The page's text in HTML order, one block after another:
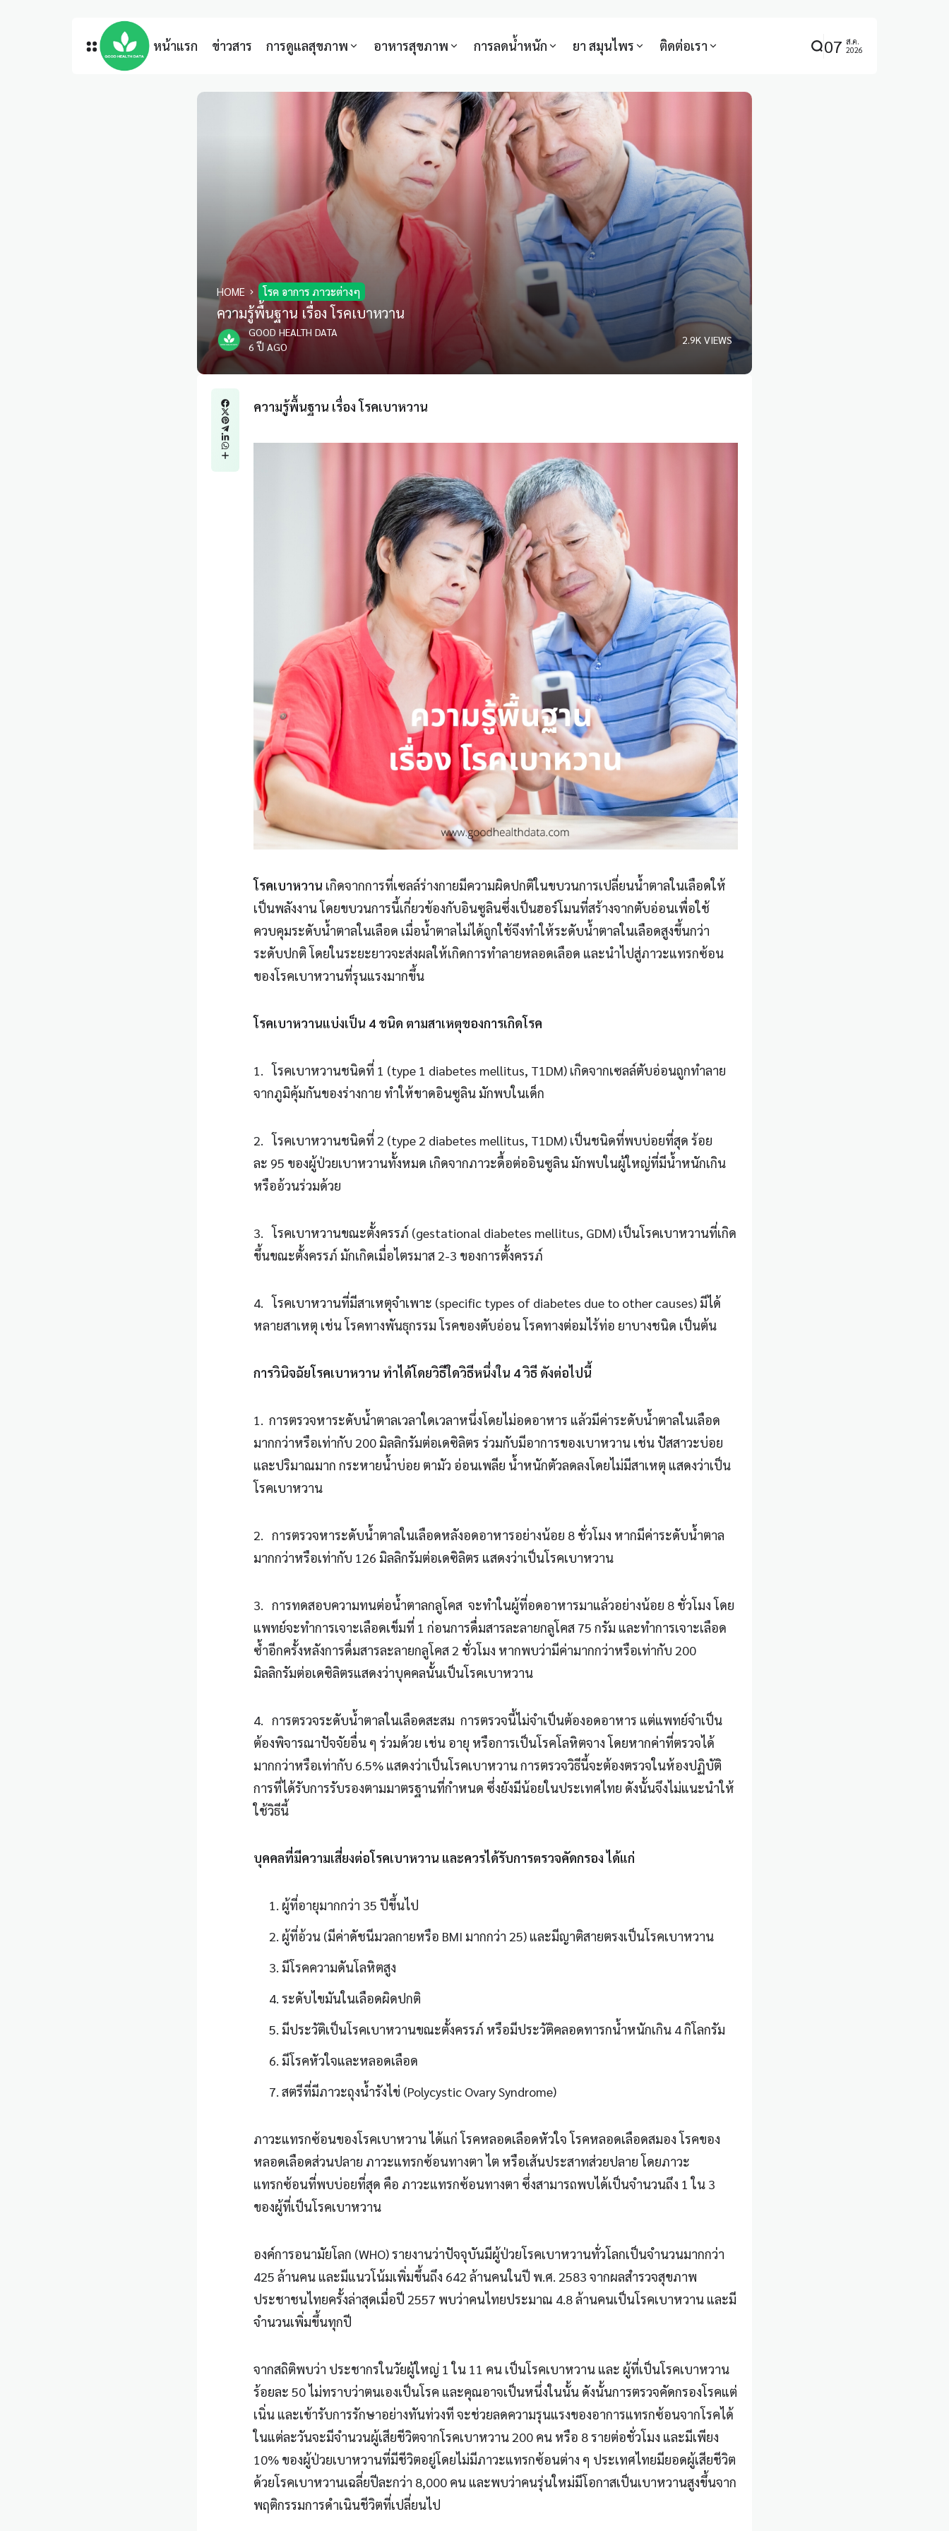
หน้าแรก ข่าวสาร การดูแลสุขภาพ อาหารสุขภาพ การลดน้ำหนัก ยา สมุนไพร ติดต่อเรา 07 ส.ค.
2026
HOME โรค อาการ ภาวะต่างๆ
ความรู้พื้นฐาน เรื่อง โรคเบาหวาน
GOOD HEALTH DATA
6 ปี AGO
2.9K VIEWS
ความรู้พื้นฐาน เรื่อง โรคเบาหวาน
โรคเบาหวาน เกิดจากการที่เซลล์ร่างกายมีความผิดปกติในขบวนการเปลี่ยนน้ำตาลในเลือดให้
เป็นพลังงาน โดยขบวนการนี้เกี่ยวข้องกับอินซูลินซึ่งเป็นฮอร์โมนที่สร้างจากตับอ่อนเพื่อใช้
ควบคุมระดับน้ำตาลในเลือด เมื่อน้ำตาลไม่ได้ถูกใช้จึงทำให้ระดับน้ำตาลในเลือดสูงขึ้นกว่า
ระดับปกติ โดยในระยะยาวจะส่งผลให้เกิดการทำลายหลอดเลือด และนำไปสู่ภาวะแทรกซ้อน
ของโรคเบาหวานที่รุนแรงมากขึ้น
โรคเบาหวานแบ่งเป็น 4 ชนิด ตามสาเหตุของการเกิดโรค
1. โรคเบาหวานชนิดที่ 1 (type 1 diabetes mellitus, T1DM) เกิดจากเซลล์ตับอ่อนถูกทำลาย
จากภูมิคุ้มกันของร่างกาย ทำให้ขาดอินซูลิน มักพบในเด็ก
2. โรคเบาหวานชนิดที่ 2 (type 2 diabetes mellitus, T1DM) เป็นชนิดที่พบบ่อยที่สุด ร้อย
ละ 95 ของผู้ป่วยเบาหวานทั้งหมด เกิดจากภาวะดื้อต่ออินซูลิน มักพบในผู้ใหญ่ที่มีน้ำหนักเกิน
หรืออ้วนร่วมด้วย
3. โรคเบาหวานขณะตั้งครรภ์ (gestational diabetes mellitus, GDM) เป็นโรคเบาหวานที่เกิด
ขึ้นขณะตั้งครรภ์ มักเกิดเมื่อไตรมาส 2-3 ของการตั้งครรภ์
4. โรคเบาหวานที่มีสาเหตุจำเพาะ (specific types of diabetes due to other causes) มีได้
หลายสาเหตุ เช่น โรคทางพันธุกรรม โรคของตับอ่อน โรคทางต่อมไร้ท่อ ยาบางชนิด เป็นต้น
การวินิจฉัยโรคเบาหวาน ทำได้โดยวิธีใดวิธีหนึ่งใน 4 วิธี ดังต่อไปนี้
1. การตรวจหาระดับน้ำตาลเวลาใดเวลาหนึ่งโดยไม่อดอาหาร แล้วมีค่าระดับน้ำตาลในเลือด
มากกว่าหรือเท่ากับ 200 มิลลิกรัมต่อเดซิลิตร ร่วมกับมีอาการของเบาหวาน เช่น ปัสสาวะบ่อย
และปริมาณมาก กระหายน้ำบ่อย ตามัว อ่อนเพลีย น้ำหนักตัวลดลงโดยไม่มีสาเหตุ แสดงว่าเป็น
โรคเบาหวาน
2. การตรวจหาระดับน้ำตาลในเลือดหลังอดอาหารอย่างน้อย 8 ชั่วโมง หากมีค่าระดับน้ำตาล
มากกว่าหรือเท่ากับ 126 มิลลิกรัมต่อเดซิลิตร แสดงว่าเป็นโรคเบาหวาน
3. การทดสอบความทนต่อน้ำตาลกลูโคส จะทำในผู้ที่อดอาหารมาแล้วอย่างน้อย 8 ชั่วโมง โดย
แพทย์จะทำการเจาะเลือดเข็มที่ 1 ก่อนการดื่มสารละลายกลูโคส 75 กรัม และทำการเจาะเลือด
ซ้ำอีกครั้งหลังการดื่มสารละลายกลูโคส 2 ชั่วโมง หากพบว่ามีค่ามากกว่าหรือเท่ากับ 200
มิลลิกรัมต่อเดซิลิตรแสดงว่าบุคคลนั้นเป็นโรคเบาหวาน
4. การตรวจระดับน้ำตาลในเลือดสะสม การตรวจนี้ไม่จำเป็นต้องอดอาหาร แต่แพทย์จำเป็น
ต้องพิจารณาปัจจัยอื่น ๆ ร่วมด้วย เช่น อายุ หรือการเป็นโรคโลหิตจาง โดยหากค่าที่ตรวจได้
มากกว่าหรือเท่ากับ 6.5% แสดงว่าเป็นโรคเบาหวาน การตรวจวิธีนี้จะต้องตรวจในห้องปฏิบัติ
การที่ได้รับการรับรองตามมาตรฐานที่กำหนด ซึ่งยังมีน้อยในประเทศไทย ดังนั้นจึงไม่แนะนำให้
ใช้วิธีนี้
บุคคลที่มีความเสี่ยงต่อโรคเบาหวาน และควรได้รับการตรวจคัดกรอง ได้แก่
ผู้ที่อายุมากกว่า 35 ปีขึ้นไป
ผู้ที่อ้วน (มีค่าดัชนีมวลกายหรือ BMI มากกว่า 25) และมีญาติสายตรงเป็นโรคเบาหวาน
มีโรคความดันโลหิตสูง
ระดับไขมันในเลือดผิดปกติ
มีประวัติเป็นโรคเบาหวานขณะตั้งครรภ์ หรือมีประวัติคลอดทารกน้ำหนักเกิน 4 กิโลกรัม
มีโรคหัวใจและหลอดเลือด
สตรีที่มีภาวะถุงน้ำรังไข่ (Polycystic Ovary Syndrome)
ภาวะแทรกซ้อนของโรคเบาหวาน ได้แก่ โรคหลอดเลือดหัวใจ โรคหลอดเลือดสมอง โรคของ
หลอดเลือดส่วนปลาย ภาวะแทรกซ้อนทางตา ไต หรือเส้นประสาทส่วยปลาย โดยภาวะ
แทรกซ้อนที่พบบ่อยที่สุด คือ ภาวะแทรกซ้อนทางตา ซึ่งสามารถพบได้เป็นจำนวนถึง 1 ใน 3
ของผู้ที่เป็นโรคเบาหวาน
องค์การอนามัยโลก (WHO) รายงานว่าปัจจุบันมีผู้ป่วยโรคเบาหวานทั่วโลกเป็นจำนวนมากกว่า
425 ล้านคน และมีแนวโน้มเพิ่มขึ้นถึง 642 ล้านคนในปี พ.ศ. 2583 จากผลสำรวจสุขภาพ
ประชาชนไทยครั้งล่าสุดเมื่อปี 2557 พบว่าคนไทยประมาณ 4.8 ล้านคนเป็นโรคเบาหวาน และมี
จำนวนเพิ่มขึ้นทุกปี
จากสถิติพบว่า ประชากรในวัยผู้ใหญ่ 1 ใน 11 คน เป็นโรคเบาหวาน และ ผู้ที่เป็นโรคเบาหวาน
ร้อยละ 50 ไม่ทราบว่าตนเองเป็นโรค และคุณอาจเป็นหนึ่งในนั้น ดังนั้นการตรวจคัดกรองโรคแต่
เนิ่น และเข้ารับการรักษาอย่างทันท่วงที จะช่วยลดความรุนแรงของอาการแทรกซ้อนจากโรคได้
ในแต่ละวันจะมีจำนวนผู้เสียชีวิตจากโรคเบาหวาน 200 คน หรือ 8 รายต่อชั่วโมง และมีเพียง
10% ของผู้ป่วยเบาหวานที่มีชีวิตอยู่โดยไม่มีภาวะแทรกซ้อนต่าง ๆ ประเทศไทยมียอดผู้เสียชีวิต
ด้วยโรคเบาหวานเฉลี่ยปีละกว่า 8,000 คน และพบว่าคนรุ่นใหม่มีโอกาสเป็นเบาหวานสูงขึ้นจาก
พฤติกรรมการดำเนินชีวิตที่เปลี่ยนไป